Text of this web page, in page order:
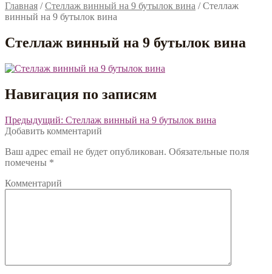
Главная /Стеллаж винный на 9 бутылок вина /Стеллаж
винный на 9 бутылок вина
Стеллаж винный на 9 бутылок вина
Навигация по записям
Предыдущий: Стеллаж винный на 9 бутылок вина
Добавить комментарий
Ваш адрес email не будет опубликован. Обязательные поля
помечены *
Комментарий